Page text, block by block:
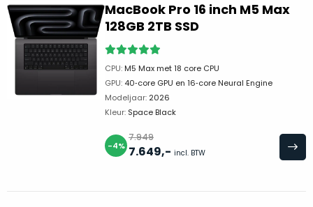
MacBook Pro 16 inch M5 Max
128GB 2TB SSD
CPU: M5 Max met 18 core CPU
GPU: 40‑core GPU en 16‑core Neural Engine
Modeljaar: 2026
Kleur: Space Black
-4%
7.949
7.649,- incl. BTW
Originele
verpakking:
Vrijwel
altijd
meegeleverd.
accessoires:
Denk